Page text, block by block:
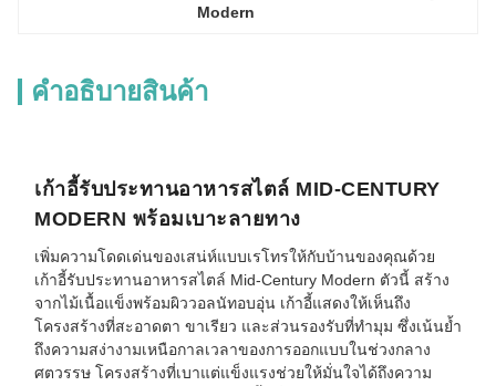
Modern
คําอธิบายสินค้า
เก้าอี้รับประทานอาหารสไตล์ MID-CENTURY
MODERN พร้อมเบาะลายทาง
เพิ่มความโดดเด่นของเสน่ห์แบบเรโทรให้กับบ้านของคุณด้วย
เก้าอี้รับประทานอาหารสไตล์ Mid-Century Modern ตัวนี้ สร้าง
จากไม้เนื้อแข็งพร้อมผิววอลนัทอบอุ่น เก้าอี้แสดงให้เห็นถึง
โครงสร้างที่สะอาดตา ขาเรียว และส่วนรองรับที่ทำมุม ซึ่งเน้นย้ำ
ถึงความสง่างามเหนือกาลเวลาของการออกแบบในช่วงกลาง
ศตวรรษ โครงสร้างที่เบาแต่แข็งแรงช่วยให้มั่นใจได้ถึงความ